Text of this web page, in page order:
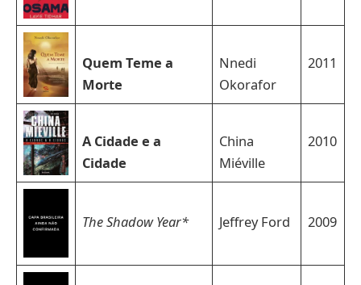
Quem Teme a
Morte
Nnedi
Okorafor
2011
A Cidade e a
Cidade
China
Miéville
2010
The Shadow Year* Jeffrey Ford 2009